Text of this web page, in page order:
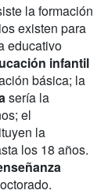
la formación
existen para
educativo
infantil
básica; la
sería la
el
la
los 18 años.